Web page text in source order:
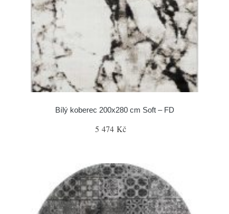
Bílý koberec 200x280 cm Soft – FD
5 474 Kč